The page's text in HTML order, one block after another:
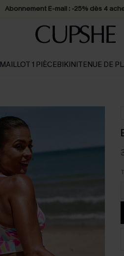
Abonnement E-mail : -25% dès 4
MAILLOT 1 PIÈCEBIKINITENUE DE